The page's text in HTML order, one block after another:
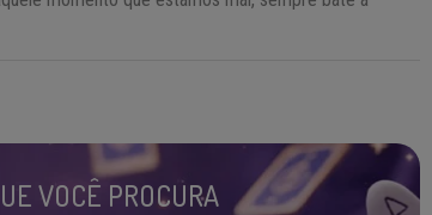
VOCÊ PROCURA